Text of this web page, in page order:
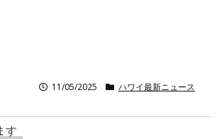
11/05/2025 ハワイ最新ニュース
す